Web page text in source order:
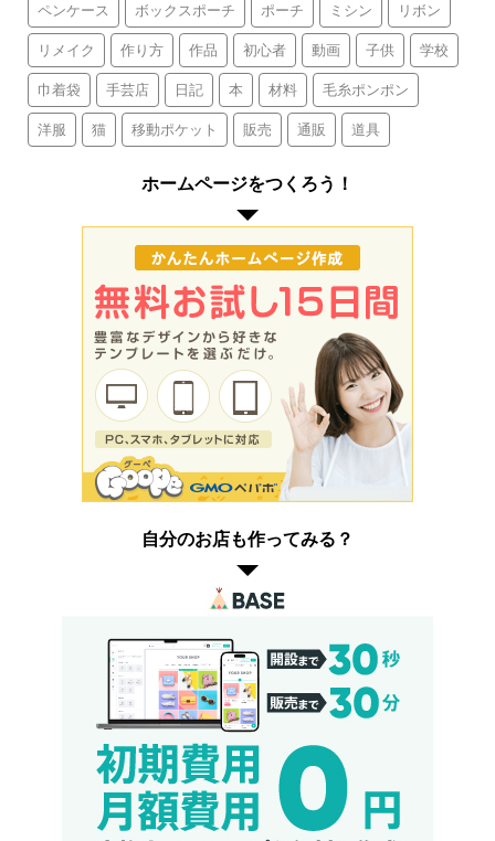
ペンケース ボックスポーチ ポーチ ミシン リボン
リメイク 作り方 作品 初心者 動画 子供 学校
巾着袋 手芸店 日記 本 材料 毛糸ポンポン
洋服 猫 移動ポケット 販売 通販 道具
ホームページをつくろう！
自分のお店も作ってみる？